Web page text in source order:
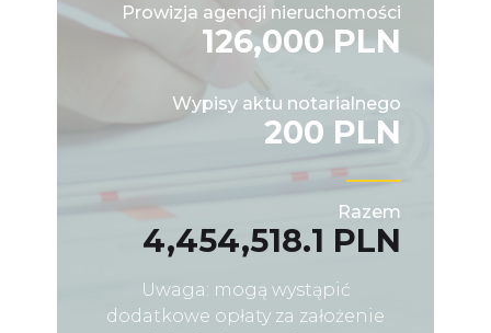
Prowizja agencji nieruchomości
126,000 PLN
Wypisy aktu notarialnego
200 PLN
Razem
4,454,518.1 PLN
Uwaga: mogą wystąpić
dodatkowe opłaty za założenie